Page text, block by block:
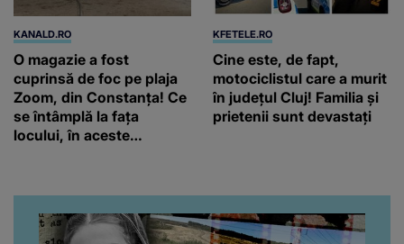
KANALD.RO
O magazie a fost
cuprinsă de foc pe plaja
Zoom, din Constanța! Ce
se întâmplă la fața
locului, în aceste
KFETELE.RO
Cine este, de fapt,
motociclistul care a murit
în județul Cluj! Familia și
prietenii sunt devastați